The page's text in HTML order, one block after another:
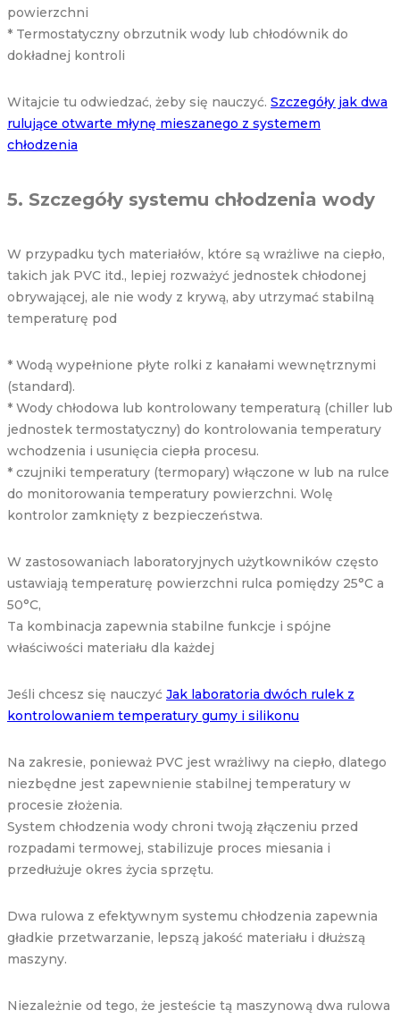
powierzchni
* Termostatyczny obrzutnik wody lub chłodównik do
dokładnej kontroli
Witajcie tu odwiedzać, żeby się nauczyć. Szczegóły jak dwa
rulujące otwarte młynę mieszanego z systemem
chłodzenia
5. Szczegóły systemu chłodzenia wody
W przypadku tych materiałów, które są wrażliwe na ciepło,
takich jak PVC itd., lepiej rozważyć jednostek chłodonej
obrywającej, ale nie wody z krywą, aby utrzymać stabilną
temperaturę pod
* Wodą wypełnione płyte rolki z kanałami wewnętrznymi
(standard).
* Wody chłodowa lub kontrolowany temperaturą (chiller lub
jednostek termostatyczny) do kontrolowania temperatury
wchodzenia i usunięcia ciepła procesu.
* czujniki temperatury (termopary) włączone w lub na rulce
do monitorowania temperatury powierzchni. Wolę
kontrolor zamknięty z bezpieczeństwa.
W zastosowaniach laboratoryjnych użytkowników często
ustawiają temperaturę powierzchni rulca pomiędzy 25°C a
50°C,
Ta kombinacja zapewnia stabilne funkcje i spójne
właściwości materiału dla każdej
Jeśli chcesz się nauczyć Jak laboratoria dwóch rulek z
kontrolowaniem temperatury gumy i silikonu
Na zakresie, ponieważ PVC jest wrażliwy na ciepło, dlatego
niezbędne jest zapewnienie stabilnej temperatury w
procesie złożenia.
System chłodzenia wody chroni twoją złączeniu przed
rozpadami termowej, stabilizuje proces miesania i
przedłużuje okres życia sprzętu.
Dwa rulowa z efektywnym systemu chłodzenia zapewnia
gładkie przetwarzanie, lepszą jakość materiału i dłuższą
maszyny.
Niezależnie od tego, że jesteście tą maszynową dwa rulowa